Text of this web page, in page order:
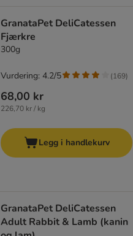
GranataPet DeliCatessen
Fjærkre
300g
68,00 kr
226,70 kr / kg
Vurdering: 4.2/5 (169)
Legg i handlekurv
GranataPet DeliCatessen
Adult Rabbit & Lamb (kanin